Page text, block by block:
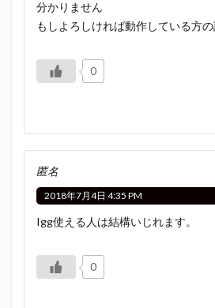
分かりません
もしよろしければ動作している方
0
匿名
2018年7月4日 4:35 PM
Igg使える人は結構いじれます。
0